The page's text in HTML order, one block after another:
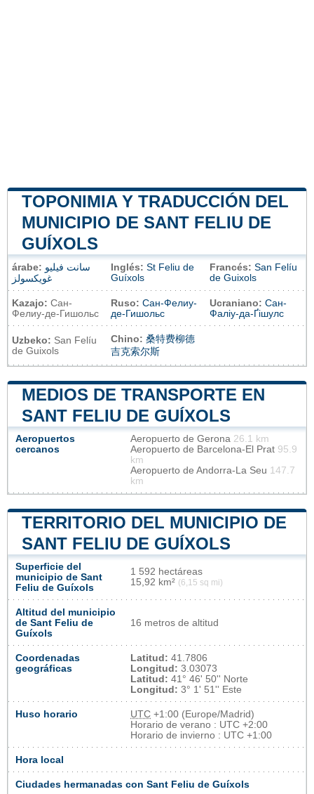
TOPONIMIA Y TRADUCCIÓN DEL
MUNICIPIO DE SANT FELIU DE
GUÍXOLS
árabe: سانت فيليو
غويكسولز
Inglés: St Feliu de
Guíxols
Francés: San Felíu
de Guixols
Kazajo: Сан-
Фелиу-де-Гишольс
Ruso: Сан-Фелиу-
де-Гишольс
Ucraniano: Сан-
Фаліу-да-Ґішулс
Uzbeko: San Felíu
de Guixols
Chino: 桑特费柳德
吉克索尔斯
MEDIOS DE TRANSPORTE EN
SANT FELIU DE GUÍXOLS
Aeropuertos
cercanos
Aeropuerto de Gerona 26.1 km
Aeropuerto de Barcelona-El Prat 95.9
km
Aeropuerto de Andorra-La Seu 147.7
km
TERRITORIO DEL MUNICIPIO DE
SANT FELIU DE GUÍXOLS
Superficie del
municipio de Sant
Feliu de Guíxols
1 592 hectáreas
15,92 km² (6,15 sq mi)
Altitud del municipio
de Sant Feliu de
Guíxols
16 metros de altitud
Coordenadas
geográficas
Latitud: 41.7806
Longitud: 3.03073
Latitud: 41° 46' 50'' Norte
Longitud: 3° 1' 51'' Este
Huso horario UTC +1:00 (Europe/Madrid)
Horario de verano : UTC +2:00
Horario de invierno : UTC +1:00
Hora local
Ciudades hermanadas con Sant Feliu de Guíxols